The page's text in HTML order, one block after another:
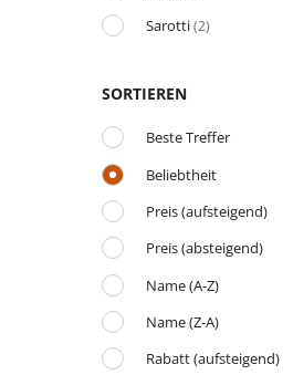
Sarotti(2)
SORTIEREN
Beste Treffer
Beliebtheit
Preis (aufsteigend)
Preis (absteigend)
Name (A-Z)
Name (Z-A)
Rabatt (aufsteigend)